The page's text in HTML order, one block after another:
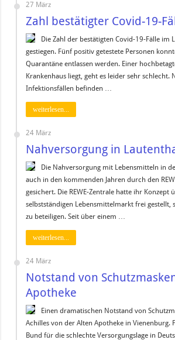
27 März
Zahl bestätigter Covid-19-
Die Zahl der bestätigten Covid-19-Fälle im
gestiegen. Fünf positiv getestete Personen
Quarantäne entlassen werden. Einer
Krankenhaus liegt, geht es leider sehr schlecht.
Infektionsfällen befinden …
weiterlesen...
24 März
Nahversorgung in
Die Nahversorgung mit Lebensmitteln in
auch in den kommenden Jahren durch den
gesichert. Die REWE-Zentrale hatte ihr Konzept
selbstständigen Lebensmittelmarkt frei gestellt,
zu beteiligen. Seit über einem …
weiterlesen...
24 März
Notstand von
Apotheke
Einen dramatischen Notstand von
Achilles von der Alten Apotheke in Vienenburg.
Bund für die schlechte Versorgungslage in